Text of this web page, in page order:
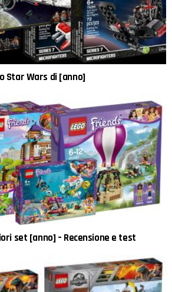
Star Wars di [anno]
set [anno] – Recensione e test